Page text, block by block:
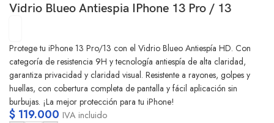
Vidrio Blueo Antiespia IPhone 13 Pro / 13
Protege tu iPhone 13 Pro/13 con el Vidrio Blueo Antiespía HD. Con
categoría de resistencia 9H y tecnología antiespía de alta claridad,
garantiza privacidad y claridad visual. Resistente a rayones, golpes y
huellas, con cobertura completa de pantalla y fácil aplicación sin
burbujas. ¡La mejor protección para tu iPhone!
$ 119.000 IVA incluido